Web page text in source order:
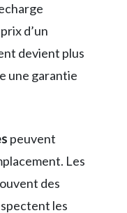
d’un
devient plus
une garantie
peuvent
Les
des
les